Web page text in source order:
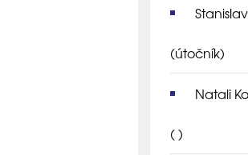
(útočník)
Natali
( )